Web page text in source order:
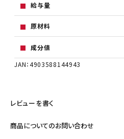
給与量
原材料
成分値
JAN：4903588144943
レビューを書く
商品についてのお問い合わせ